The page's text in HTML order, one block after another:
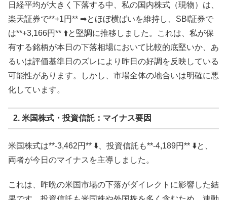
日経平均が大きく下落する中、私の国内株式（現物）は、
楽天証券で**+1円** ➡︎とほぼ横ばいを維持し、SBI証券で
は**+3,166円** ⬆️と堅調に推移しました。これは、私が保
有する銘柄が本日の下落相場において比較的底堅いか、あ
るいは評価基準日のズレにより昨日の好調を反映している
可能性があります。しかし、市場全体の地合いは明確に悪
化しています。
2. 米国株式・投資信託：マイナス要因
米国株式は**-3,462円** ⬇️、投資信託も**-4,189円** ⬇️と、
両者が今日のマイナスを主導しました。
これは、昨晩の米国市場の下落がダイレクトに影響した結